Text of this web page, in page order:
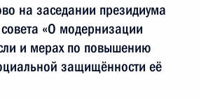
на заседании президиума
совета «О модернизации
и мерах по повышению
защищённости её